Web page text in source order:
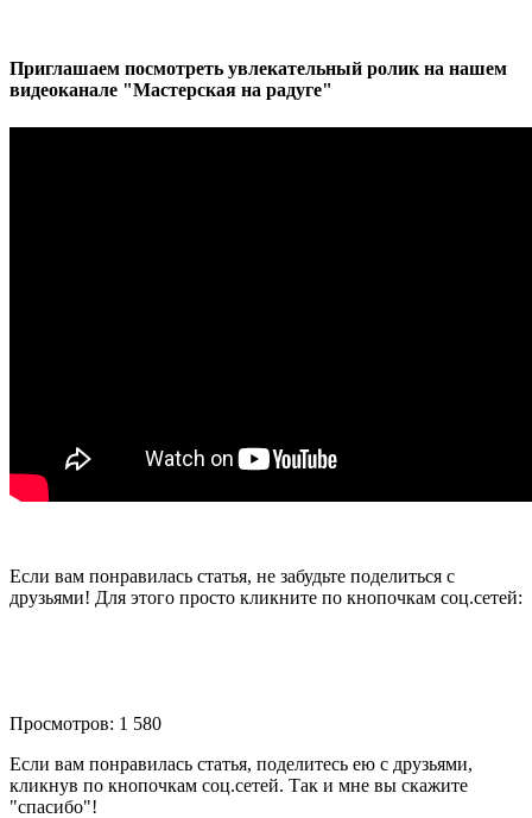
Приглашаем посмотреть увлекательный ролик на нашем
видеоканале "Мастерская на радуге"
Если вам понравилась статья, не забудьте поделиться с
друзьями! Для этого просто кликните по кнопочкам соц.сетей:
Просмотров: 1 580
Если вам понравилась статья, поделитесь ею с друзьями,
кликнув по кнопочкам соц.сетей. Так и мне вы скажите
"спасибо"!